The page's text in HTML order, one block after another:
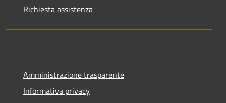
Richiesta assistenza
Amministrazione trasparente
Informativa privacy